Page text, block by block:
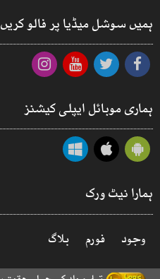
ہمیں سوشل میڈیا پر فالو کریں
ہماری موبائل ایپلی کیشنز
ہمارا نیٹ ورک
وجود فورم بلاگ